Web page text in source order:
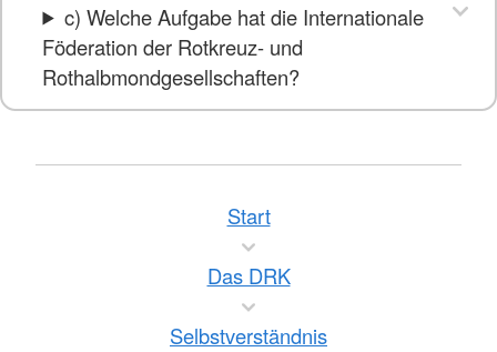
c) Welche Aufgabe hat die Internationale
Föderation der Rotkreuz- und
Rothalbmondgesellschaften?
Start
Das DRK
Selbstverständnis